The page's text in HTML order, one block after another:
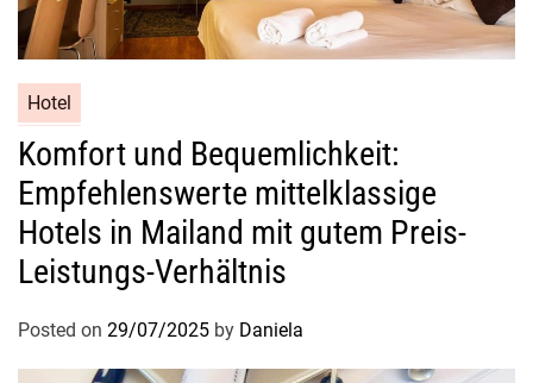
n
f
h
r
e
K
r
d
i
Hotel
Komfort und Bequemlichkeit:
Empfehlenswerte mittelklassige
Hotels in Mailand mit gutem Preis-
Leistungs-Verhältnis
Posted on 29/07/2025 by Daniela